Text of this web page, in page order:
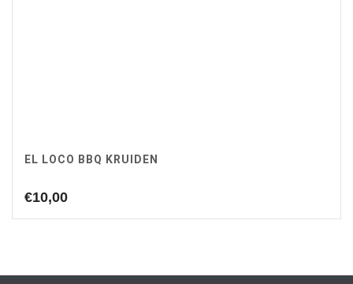
EL LOCO BBQ KRUIDEN
€10,00